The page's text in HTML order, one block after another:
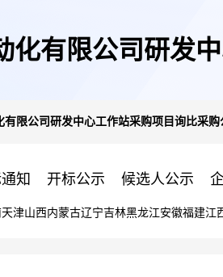
化有限公司研发
有限公司研发中心工作站采购项目询比采购
知 开标公示 候选人公示
天津山西内蒙古辽宁吉林黑龙江安徽福建江